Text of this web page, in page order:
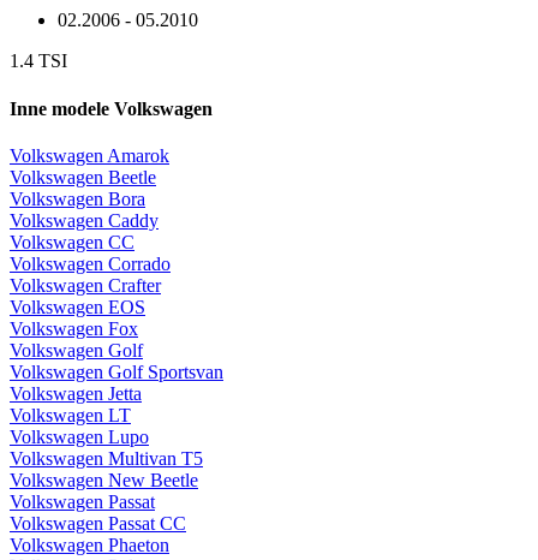
02.2006 - 05.2010
1.4 TSI
Inne modele Volkswagen
Volkswagen Amarok
Volkswagen Beetle
Volkswagen Bora
Volkswagen Caddy
Volkswagen CC
Volkswagen Corrado
Volkswagen Crafter
Volkswagen EOS
Volkswagen Fox
Volkswagen Golf
Volkswagen Golf Sportsvan
Volkswagen Jetta
Volkswagen LT
Volkswagen Lupo
Volkswagen Multivan T5
Volkswagen New Beetle
Volkswagen Passat
Volkswagen Passat CC
Volkswagen Phaeton